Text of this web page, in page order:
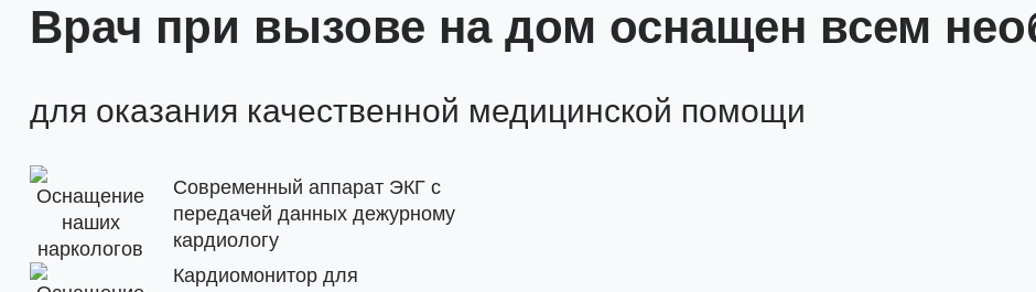
Врач при вызове на дом оснащен всем
для оказания качественной медицинской помощи
Современный аппарат ЭКГ с
передачей данных дежурному
кардиологу
Кардиомонитор для